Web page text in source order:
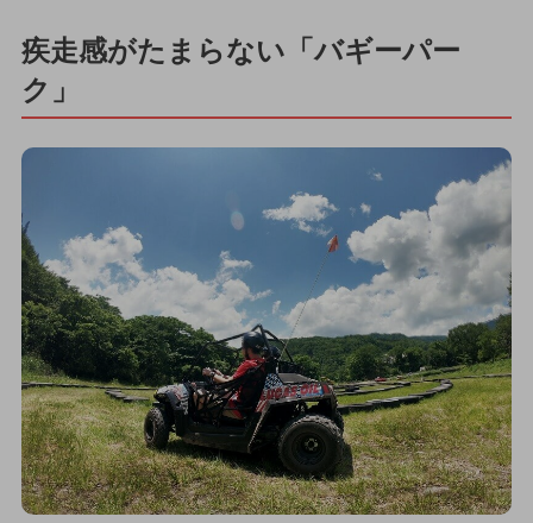
疾走感がたまらない「バギーパー
ク」